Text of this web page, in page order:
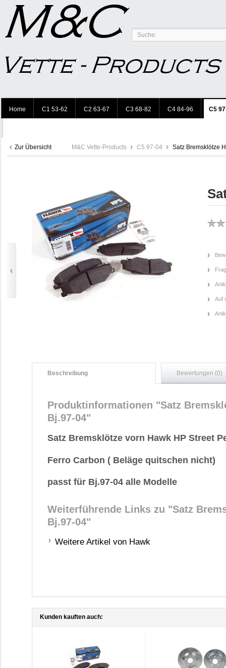
Home C1 53-62 C2 63-67 C3 68-82 C4 84-96 C5
Zur Übersicht M&C Vette-Products C5 97-04 Satz Bremsklötze
Auf
Beschreibung Bewertungen (0)
Produktinformationen "Satz
Bj.97-04"
Satz Bremsklötze vorn Hawk HP Street
Ferro Carbon ( Beläge quitschen nicht)
passt für Bj.97-04 alle Modelle
Weiterführende Links zu "Satz
Bj.97-04"
Weitere Artikel von Hawk
Kunden kauften auch: